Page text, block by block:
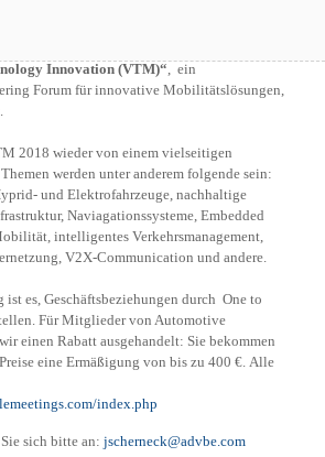
2018 findet
Innovation (VTM)“, ein
Forum für innovative Mobilitätslösungen,
2018 wieder von einem vielseitigen
werden unter anderem folgende sein:
und Elektrofahrzeuge, nachhaltige
Naviagationssysteme, Embedded
intelligentes Verkehrsmanagement,
V2X-Communication und andere.
ist es, Geschäftsbeziehungen durch One to
Für Mitglieder von Automotive
einen Rabatt ausgehandelt: Sie bekommen
eine Ermäßigung von bis zu 400 €. Alle
index.php
sich bitte an: jscherneck@advbe.com